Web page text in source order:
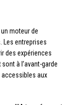
moteur de
Les entreprises
des expériences
sont à l’avant-garde
aux